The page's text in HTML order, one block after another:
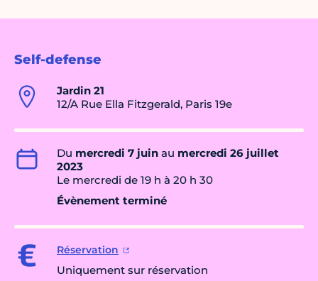
Self-defense
Jardin 21
12/A Rue Ella Fitzgerald, Paris 19e
Du mercredi 7 juin au mercredi 26 juillet
2023
Le mercredi de 19 h à 20 h 30
Évènement terminé
Réservation
Uniquement sur réservation